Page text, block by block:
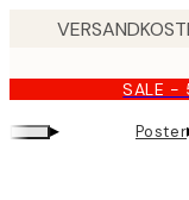
content.
SALE -
▸ Poster